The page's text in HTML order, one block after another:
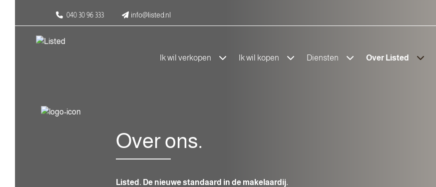
040 30 96 333 info@listed.nl
Ik wil verkopen Ik wil kopen Diensten Over Listed
Over ons.
Listed. De nieuwe standaard in de makelaardij.